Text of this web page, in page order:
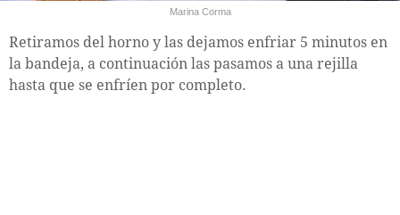
Marina Corma
Retiramos del horno y las dejamos enfriar 5 minutos en
la bandeja, a continuación las pasamos a una rejilla
hasta que se enfríen por completo.